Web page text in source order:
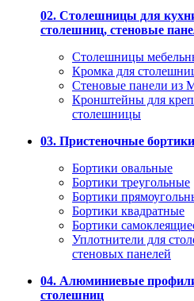
02. Столешницы для
столешниц, стеновые
Столешницы
Кромка для
Стеновые панели из
Кронштейны для
столешницы
03. Пристеночные бортики
Бортики овальные
Бортики треугольные
Бортики
Бортики квадратные
Бортики
Уплотнители для
стеновых панелей
04. Алюминиевые
столешниц